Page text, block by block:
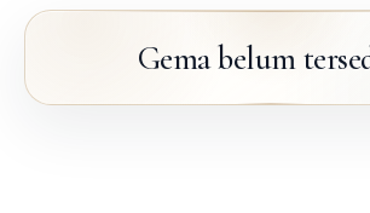
Gema belum